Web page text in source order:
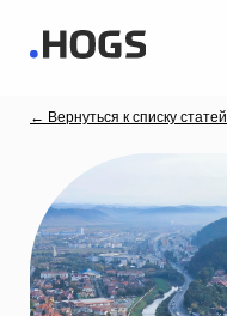
← Вернуться к списку статей